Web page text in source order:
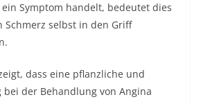
Symptom handelt, bedeutet dies
Schmerz selbst in den Griff
dass eine pflanzliche und
bei der Behandlung von Angina